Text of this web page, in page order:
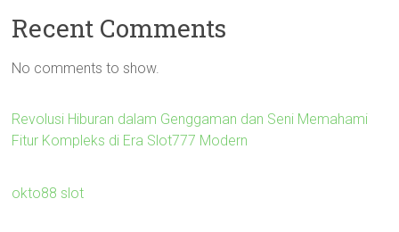
Recent Comments
No comments to show.
Revolusi Hiburan dalam Genggaman dan Seni Memahami
Fitur Kompleks di Era Slot777 Modern
okto88 slot